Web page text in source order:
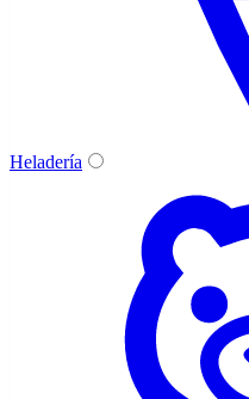
Heladería